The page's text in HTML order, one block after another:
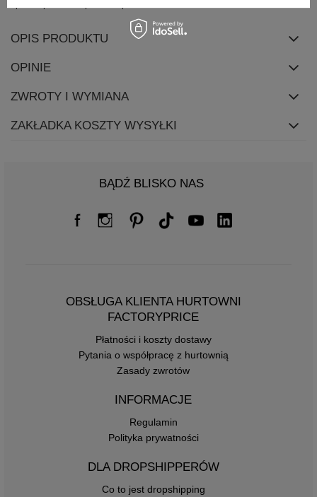
OPIS PRODUKTU
OPINIE
ZWROTY I WYMIANA
ZAKŁADKA KOSZTY WYSYŁKI
BĄDŹ BLISKO NAS
OBSŁUGA KLIENTA HURTOWNI
FACTORYPRICE
Płatności i koszty dostawy
Pytania o współpracę z hurtownią
Zasady zwrotów
INFORMACJE
Regulamin
Polityka prywatności
DLA DROPSHIPPERÓW
Co to jest dropshipping